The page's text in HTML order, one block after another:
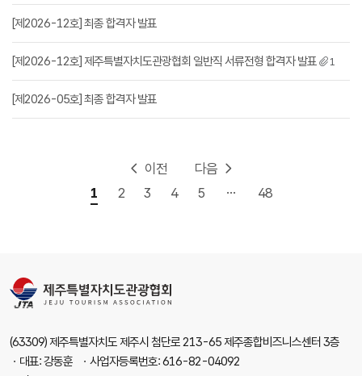
[제2026-12호] 최종 합격자 발표
[제2026-12호] 제주특별자치도관광협회 일반직 서류전형 합격자 발표 1
[제2026-05호] 최종 합격자 발표
이전
1
2 3 4 5 ... 48
다음
(63309) 제주특별자치도 제주시 첨단로 213-65 제주종합비즈니스센터 3층
ㆍ대표: 강동훈 ㆍ사업자등록번호: 616-82-04092